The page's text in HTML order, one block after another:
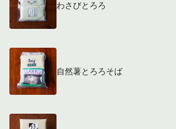
わさびとろろ
自然薯とろろそば